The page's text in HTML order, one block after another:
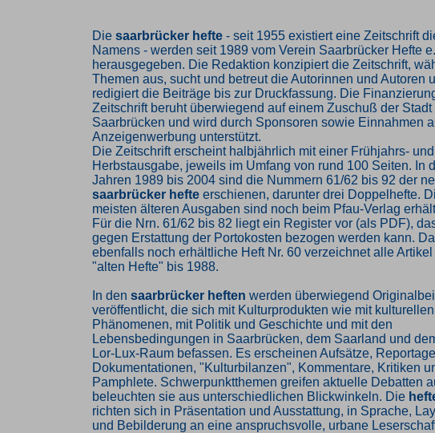
Die saarbrücker hefte - seit 1955 existiert eine Zeitschrift
Namens - werden seit 1989 vom Verein Saarbrücker Hefte
herausgegeben. Die Redaktion konzipiert die Zeitschrift,
Themen aus, sucht und betreut die Autorinnen und Autoren
redigiert die Beiträge bis zur Druckfassung. Die
Zeitschrift beruht überwiegend auf einem Zuschuß der Stadt
Saarbrücken und wird durch Sponsoren sowie Einnahmen
Anzeigenwerbung unterstützt.
Die Zeitschrift erscheint halbjährlich mit einer Frühjahrs-
Herbstausgabe, jeweils im Umfang von rund 100 Seiten. In
Jahren 1989 bis 2004 sind die Nummern 61/62 bis 92 der
saarbrücker hefte erschienen, darunter drei Doppelhefte.
meisten älteren Ausgaben sind noch beim Pfau-Verlag
Für die Nrn. 61/62 bis 82 liegt ein Register vor (als PDF),
gegen Erstattung der Portokosten bezogen werden kann.
ebenfalls noch erhältliche Heft Nr. 60 verzeichnet alle Artikel
"alten Hefte" bis 1988.
In den saarbrücker heften werden überwiegend
veröffentlicht, die sich mit Kulturprodukten wie mit kulturellen
Phänomenen, mit Politik und Geschichte und mit den
Lebensbedingungen in Saarbrücken, dem Saarland und
Lor-Lux-Raum befassen. Es erscheinen Aufsätze,
Dokumentationen, "Kulturbilanzen", Kommentare, Kritiken
Pamphlete. Schwerpunktthemen greifen aktuelle Debatten
beleuchten sie aus unterschiedlichen Blickwinkeln. Die
richten sich in Präsentation und Ausstattung, in Sprache,
und Bebilderung an eine anspruchsvolle, urbane